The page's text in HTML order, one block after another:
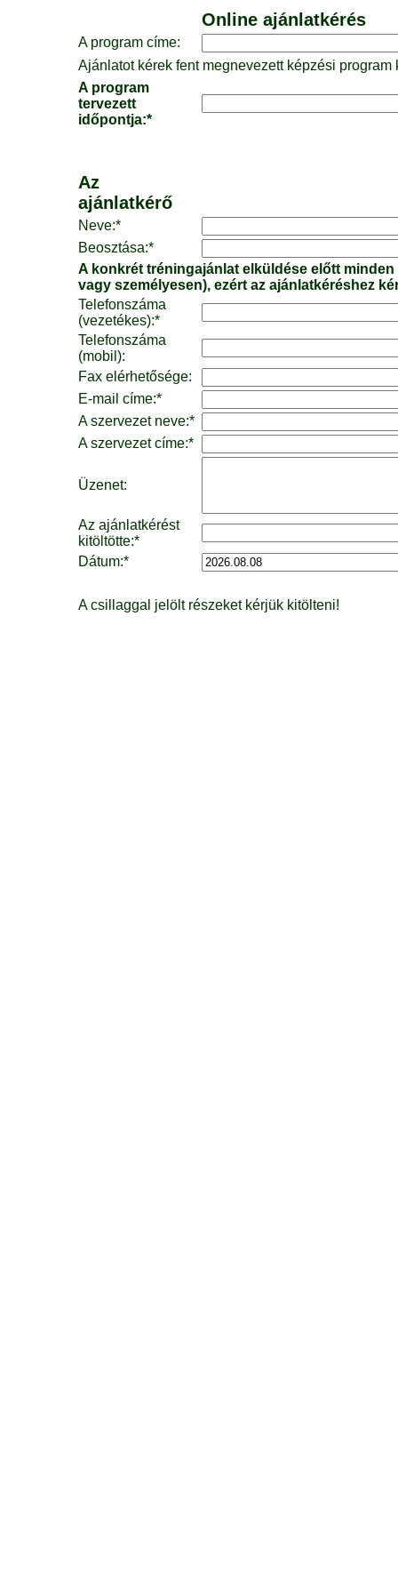
Online ajánlatkérés
A program címe:
Ajánlatot kérek fent megnevezett képzési
A program
tervezett
időpontja:*
Az
ajánlatkérő
Neve:*
Beosztása:*
A konkrét tréningajánlat elküldése előtt
vagy személyesen), ezért az ajánlatkéréshez
Telefonszáma
(vezetékes):*
Telefonszáma
(mobil):
Fax elérhetősége:
E-mail címe:*
A szervezet neve:*
A szervezet címe:*
Üzenet:
Az ajánlatkérést
kitöltötte:*
Dátum:*
A csillaggal jelölt részeket kérjük kitölteni!